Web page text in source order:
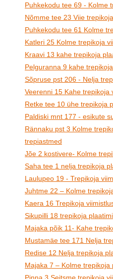
Puhkekodu tee 69 - Kolme
Nõmme tee 23 Viie
Puhkekodu tee 61 Kolme
Katleri 25 Kolme trepikoja
Kraavi 13 kahe trepikoja
Pelguranna 9 kahe
Sõpruse pst 206 - Nelja
Veerenni 15 Kahe trepikoja
Retke tee 10 ühe trepikoja
Paldiski mnt 177 - esikute
Rännaku pst 3 Kolme
trepiastmed
Jõe 2 kostivere- Kolme
Saha tee 1 nelja trepikoja
Laulupeo 19 - Trepikoja
Juhtme 22 – Kolme
Kaera 16 Trepikoja
Sikupilli 18 trepikoja
Majaka põik 11- Kahe
Mustamäe tee 171 Nelja
Redise 12 Nelja trepikoja
Majaka 7 – Kolme trepikoja